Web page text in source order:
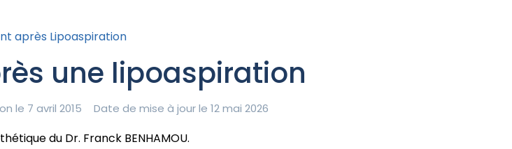
après Lipoaspiration
une lipoaspiration
le 7 avril 2015 Date de mise à jour le 12 mai 2026
du Dr. Franck BENHAMOU.